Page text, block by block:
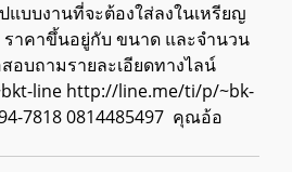
บบงานที่จะต้องใส่ลงในเหรียญ
าคาขึ้นอยู่กับ ขนาด และจำนวน
อบถามรายละเอียดทางไลน์
line http://line.me/ti/p/~bk-
7818 0814485497 คุณอ้อ